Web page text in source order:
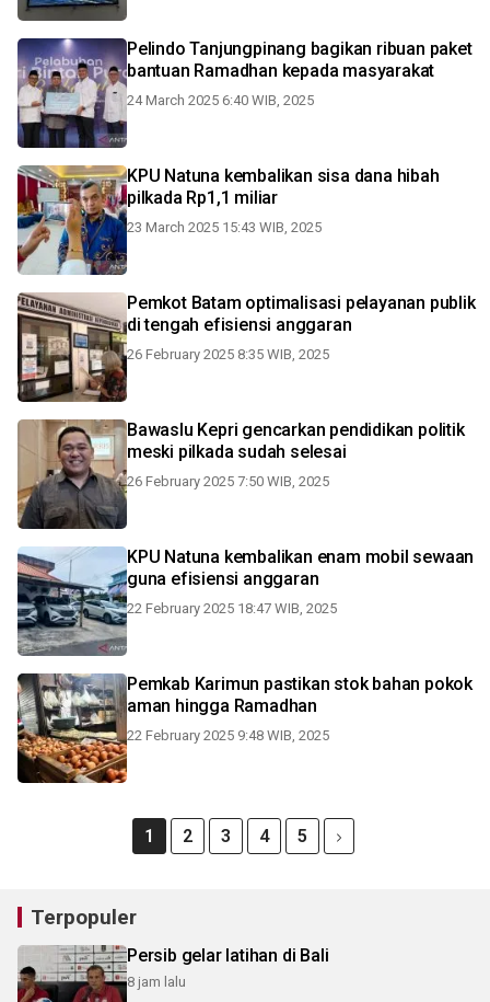
Pelindo Tanjungpinang bagikan ribuan paket
bantuan Ramadhan kepada masyarakat
24 March 2025 6:40 WIB, 2025
KPU Natuna kembalikan sisa dana hibah
pilkada Rp1,1 miliar
23 March 2025 15:43 WIB, 2025
Pemkot Batam optimalisasi pelayanan publik
di tengah efisiensi anggaran
26 February 2025 8:35 WIB, 2025
Bawaslu Kepri gencarkan pendidikan politik
meski pilkada sudah selesai
26 February 2025 7:50 WIB, 2025
KPU Natuna kembalikan enam mobil sewaan
guna efisiensi anggaran
22 February 2025 18:47 WIB, 2025
Pemkab Karimun pastikan stok bahan pokok
aman hingga Ramadhan
22 February 2025 9:48 WIB, 2025
1 2 3 4 5
Terpopuler
Persib gelar latihan di Bali
8 jam lalu